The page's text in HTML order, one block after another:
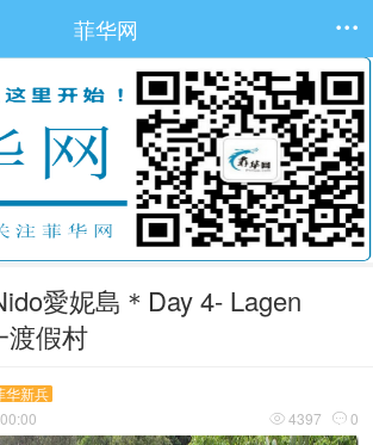
菲华网 
愛妮島＊Day 4- Lagen
渡假村
华新兵
 4397  0